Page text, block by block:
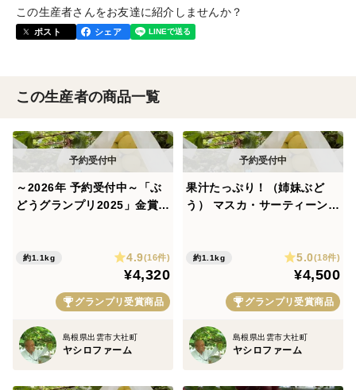
この生産者さんをお友達に紹介しませんか？
ポスト シェア
この生産者の商品一覧
～2026年 予約受付中～「ぶ
どうグランプリ2025」金賞受
2kg
約1.1kg 4.9(16件)
¥4,320
グランプリ受賞商品
島根県出雲市大社町
ヤシロファーム
果汁たっぷり！（姉妹ぶど
う） マスカ・サーティーンと
約1.1kg 5.0(18件)
¥4,500
グランプリ受賞商品
島根県出雲市大社町
ヤシロファーム